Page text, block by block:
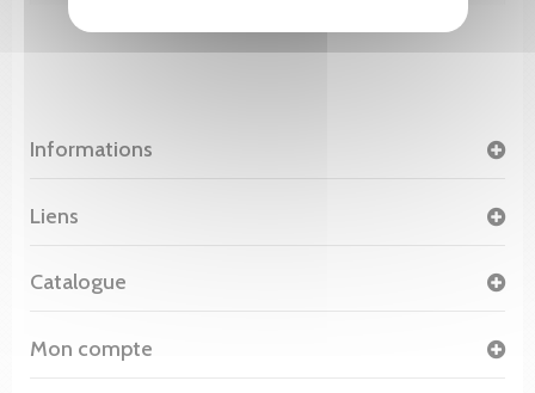
Informations
Liens
Catalogue
Mon compte